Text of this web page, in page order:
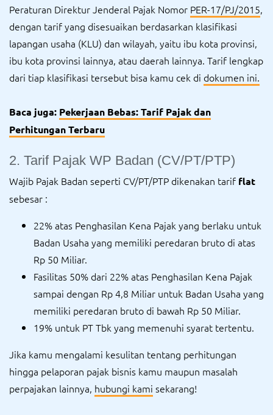
Peraturan Direktur Jenderal Pajak Nomor PER-17/PJ/2015,
dengan tarif yang disesuaikan berdasarkan klasifikasi
lapangan usaha (KLU) dan wilayah, yaitu ibu kota provinsi,
ibu kota provinsi lainnya, atau daerah lainnya. Tarif lengkap
dari tiap klasifikasi tersebut bisa kamu cek di dokumen ini.
Baca juga: Pekerjaan Bebas: Tarif Pajak dan
Perhitungan Terbaru
2. Tarif Pajak WP Badan (CV/PT/PTP)
Wajib Pajak Badan seperti CV/PT/PTP dikenakan tarif flat
sebesar :
22% atas Penghasilan Kena Pajak yang berlaku untuk
Badan Usaha yang memiliki peredaran bruto di atas
Rp 50 Miliar.
Fasilitas 50% dari 22% atas Penghasilan Kena Pajak
sampai dengan Rp 4,8 Miliar untuk Badan Usaha yang
memiliki peredaran bruto di bawah Rp 50 Miliar.
19% untuk PT Tbk yang memenuhi syarat tertentu.
Jika kamu mengalami kesulitan tentang perhitungan
hingga pelaporan pajak bisnis kamu maupun masalah
perpajakan lainnya, hubungi kami sekarang!